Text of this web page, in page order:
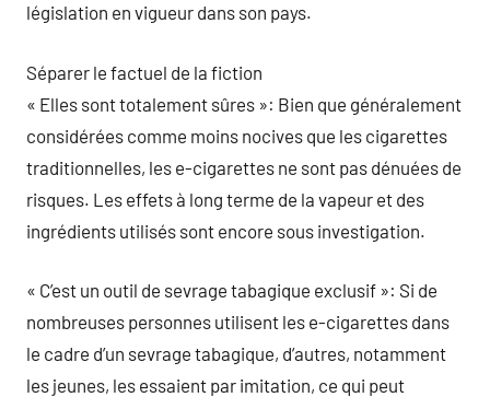
législation en vigueur dans son pays.
Séparer le factuel de la fiction
« Elles sont totalement sûres »: Bien que généralement
considérées comme moins nocives que les cigarettes
traditionnelles, les e-cigarettes ne sont pas dénuées de
risques. Les effets à long terme de la vapeur et des
ingrédients utilisés sont encore sous investigation.
« C’est un outil de sevrage tabagique exclusif »: Si de
nombreuses personnes utilisent les e-cigarettes dans
le cadre d’un sevrage tabagique, d’autres, notamment
les jeunes, les essaient par imitation, ce qui peut